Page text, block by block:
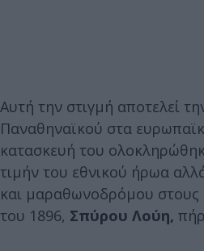
Αυτή την στιγμή αποτελεί
Παναθηναϊκού στα
κατασκευή του
τιμήν του εθνικού ήρωα
και μαραθωνοδρόμου
του 1896, Σπύρου Λούη,